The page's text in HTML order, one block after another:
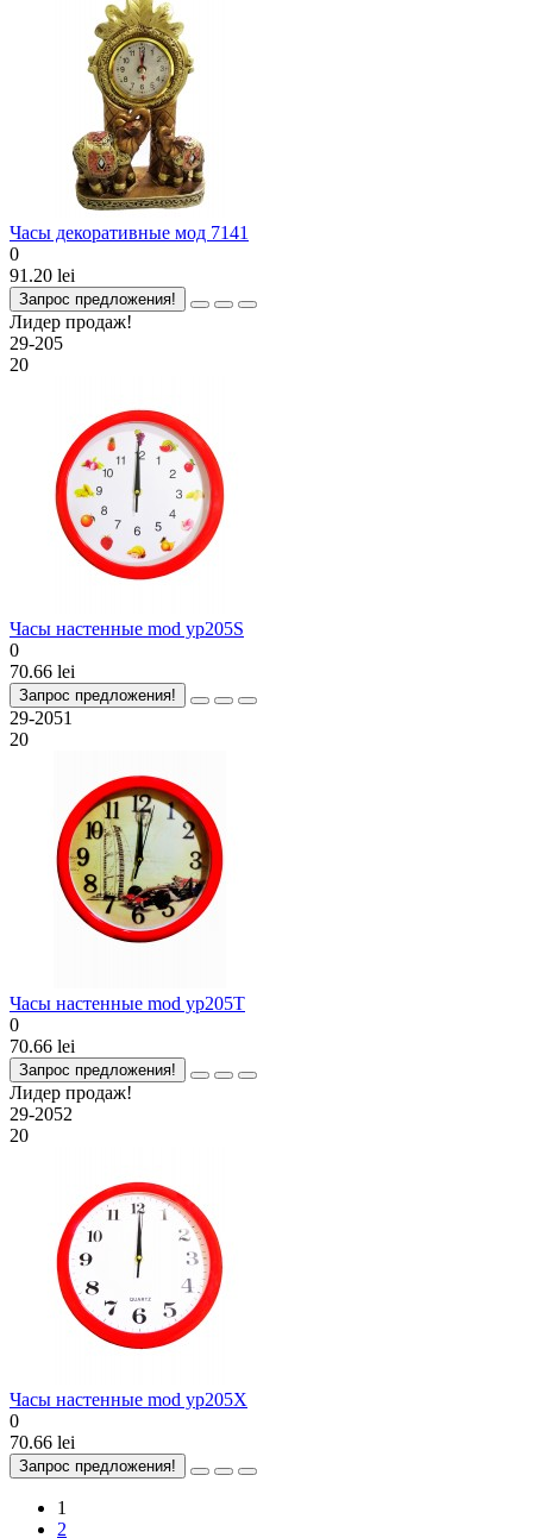
Часы декоративные мод 7141
0
91.20 lei
Запрос предложения!
Лидер продаж!
29-205
20
Часы настенные mod yp205S
0
70.66 lei
Запрос предложения!
29-2051
20
Часы настенные mod yp205T
0
70.66 lei
Запрос предложения!
Лидер продаж!
29-2052
20
Часы настенные mod yp205X
0
70.66 lei
Запрос предложения!
1
2